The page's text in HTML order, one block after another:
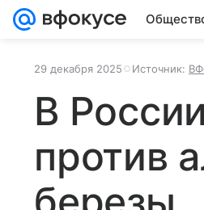
29 декабря 2025 Источник:
В
против